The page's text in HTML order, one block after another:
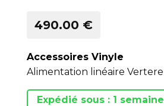
490.00 €
Accessoires Vinyle
Alimentation linéaire Vertere
Expédié sous : 1 semaine